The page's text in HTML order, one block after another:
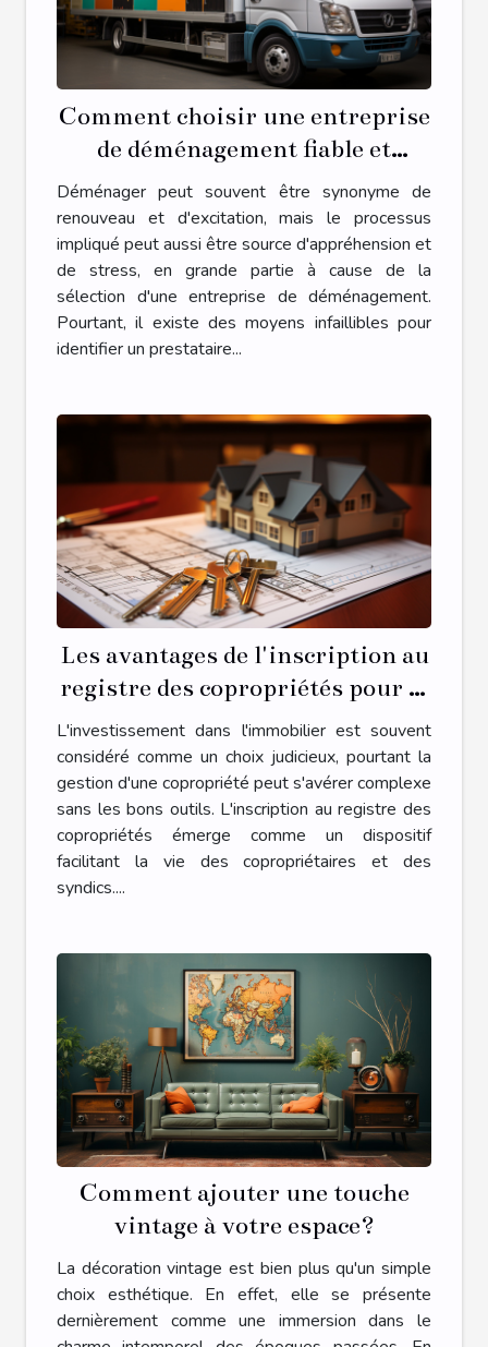
Comment choisir une entreprise
de déménagement fiable et
économique
Déménager peut souvent être synonyme de
renouveau et d'excitation, mais le processus
impliqué peut aussi être source d'appréhension et
de stress, en grande partie à cause de la
sélection d'une entreprise de déménagement.
Pourtant, il existe des moyens infaillibles pour
identifier un prestataire...
Les avantages de l'inscription au
registre des copropriétés pour la
gestion de votre propriété
L'investissement dans l'immobilier est souvent
considéré comme un choix judicieux, pourtant la
gestion d'une copropriété peut s'avérer complexe
sans les bons outils. L'inscription au registre des
copropriétés émerge comme un dispositif
facilitant la vie des copropriétaires et des
syndics....
Comment ajouter une touche
vintage à votre espace?
La décoration vintage est bien plus qu'un simple
choix esthétique. En effet, elle se présente
dernièrement comme une immersion dans le